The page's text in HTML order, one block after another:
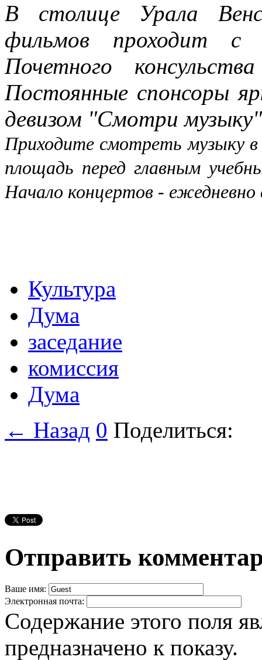
В столице Урала
фильмов проходит с
Почетного
Постоянные спонсоры
девизом "Смотри
Приходите смотреть музыку
площадь перед главным
Начало концертов - ежедневно
Культура
Дума
заседание
комиссия
Дума
← Назад 0 Поделиться:
Отправить
Ваше имя:
Электронная почта:
Содержание этого поля
предназначено к показу.